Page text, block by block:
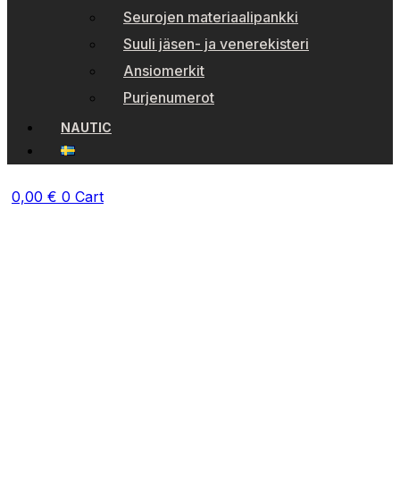
Seurojen materiaalipankki
Suuli jäsen- ja venerekisteri
Ansiomerkit
Purjenumerot
NAUTIC
0,00 € 0 Cart